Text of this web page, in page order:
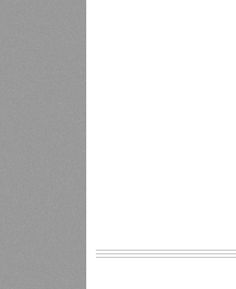
Обманутая